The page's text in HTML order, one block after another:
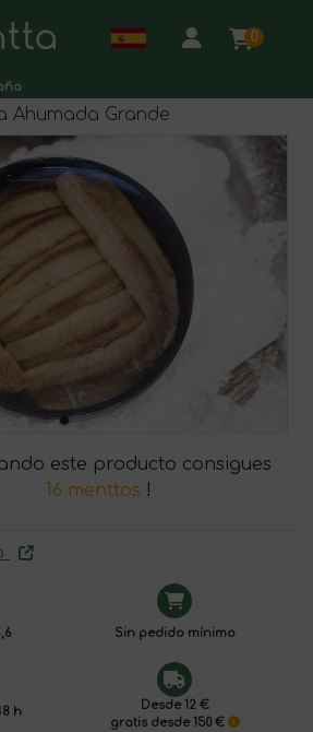
0
Ahumada Grande
este producto consigues
16 menttos !
Sin pedido mínimo
h
Desde 12 €
gratis desde 150 €